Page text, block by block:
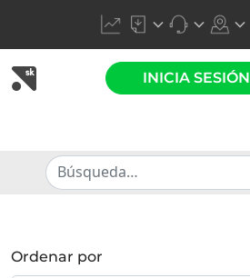
INICIA SESIÓN
Ordenar por